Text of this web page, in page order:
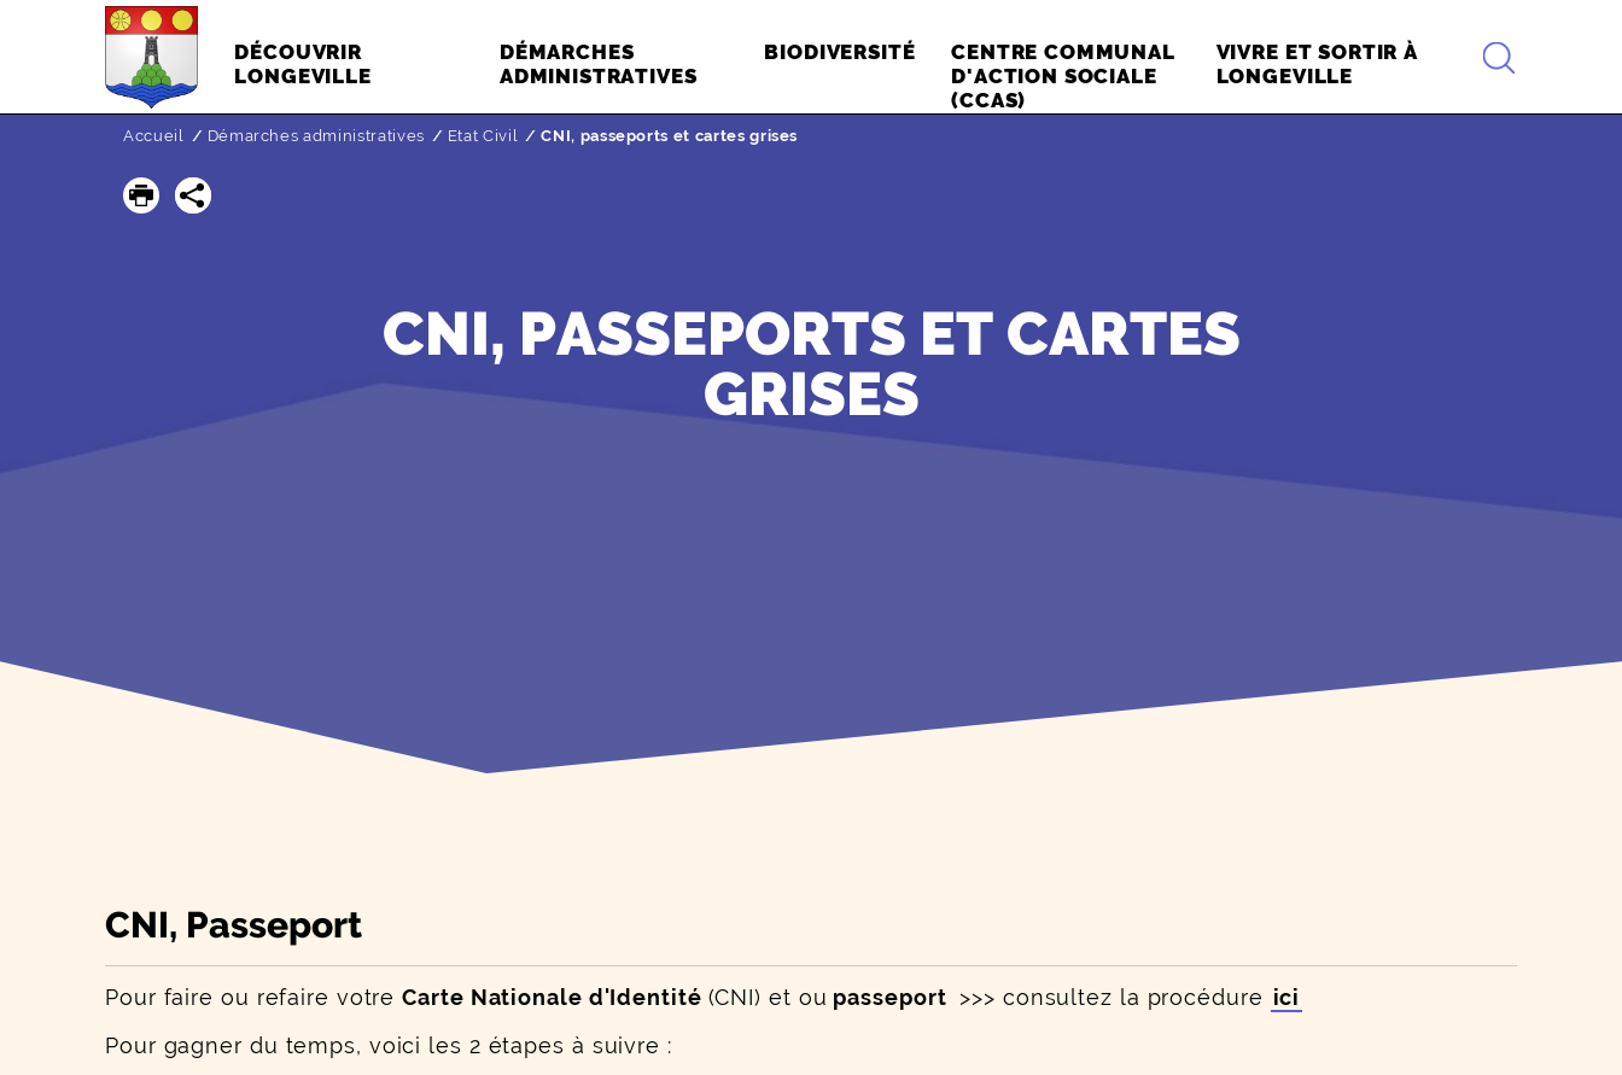
DÉCOUVRIR
LONGEVILLE
DÉMARCHES
ADMINISTRATIVES
BIODIVERSITÉ
CENTRE COMMUNAL
D'ACTION SOCIALE
(CCAS)
VIVRE ET SORTIR À
LONGEVILLE
Accueil Démarches administratives Etat Civil Page active :
CNI, passeports et cartes grises
CNI, PASSEPORTS ET CARTES
GRISES
CNI, Passeport
Pour faire ou refaire votreCarte Nationale d'Identité (CNI) et ou passeport >>> consultez la procédure ici
Pour gagner du temps, voici les 2 étapes à suivre :